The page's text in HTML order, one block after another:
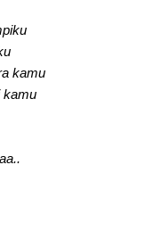
kamu
kamu